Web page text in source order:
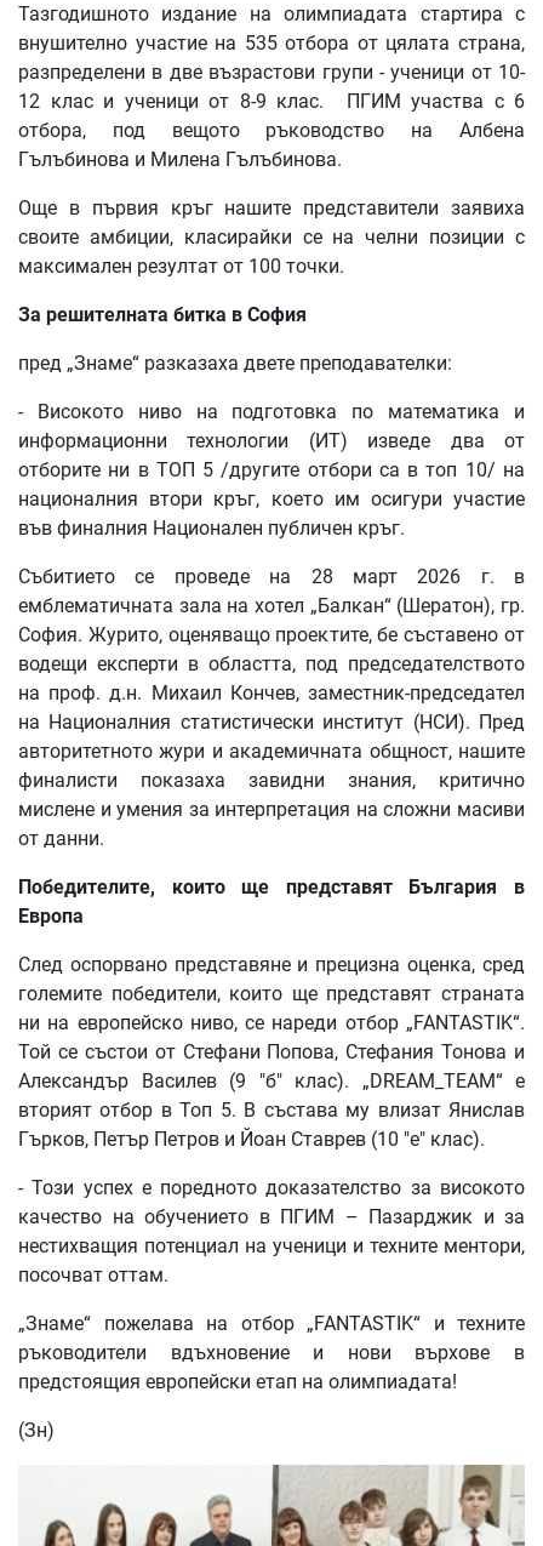
Тазгодишното издание на олимпиадата стартира с
внушително участие на 535 отбора от цялата страна,
разпределени в две възрастови групи - ученици от 10-
12 клас и ученици от 8-9 клас. ПГИМ участва с 6
отбора, под вещото ръководство на Албена
Гълъбинова и Милена Гълъбинова.
Още в първия кръг нашите представители заявиха
своите амбиции, класирайки се на челни позиции с
максимален резултат от 100 точки.
За решителната битка в София
пред „Знаме“ разказаха двете преподавателки:
- Високото ниво на подготовка по математика и
информационни технологии (ИТ) изведе два от
отборите ни в ТОП 5 /другите отбори са в топ 10/ на
националния втори кръг, което им осигури участие
във финалния Национален публичен кръг.
Събитието се проведе на 28 март 2026 г. в
емблематичната зала на хотел „Балкан“ (Шератон), гр.
София. Журито, оценяващо проектите, бе съставено от
водещи експерти в областта, под председателството
на проф. д.н. Михаил Кончев, заместник-председател
на Националния статистически институт (НСИ). Пред
авторитетното жури и академичната общност, нашите
финалисти показаха завидни знания, критично
мислене и умения за интерпретация на сложни масиви
от данни.
Победителите, които ще представят България
в
Европa
След оспорвано представяне и прецизна оценка, сред
големите победители, които ще представят страната
ни на европейско ниво, се нареди отбор „FANTASTIK“.
Той се състои от Стефани Попова, Стефания Тонова и
Александър Василев (9 "б" клас). „DREAM_TEAM“ е
вторият отбор в Топ 5. В състава му влизат Янислав
Гърков, Петър Петров и Йоан Ставрев (10 "е" клас).
- Този успех е поредното доказателство за високото
качество на обучението в ПГИМ – Пазарджик и за
нестихващия потенциал на ученици и техните ментори,
посочват оттам.
„Знаме“ пожелава на отбор „FANTASTIK“ и техните
ръководители вдъхновение и нови върхове в
предстоящия европейски етап на олимпиадата!
(Зн)